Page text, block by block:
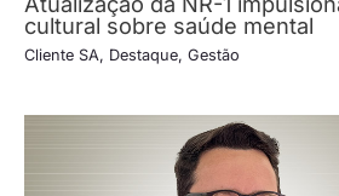
cultural sobre saúde mental
Cliente SA, Destaque, Gestão